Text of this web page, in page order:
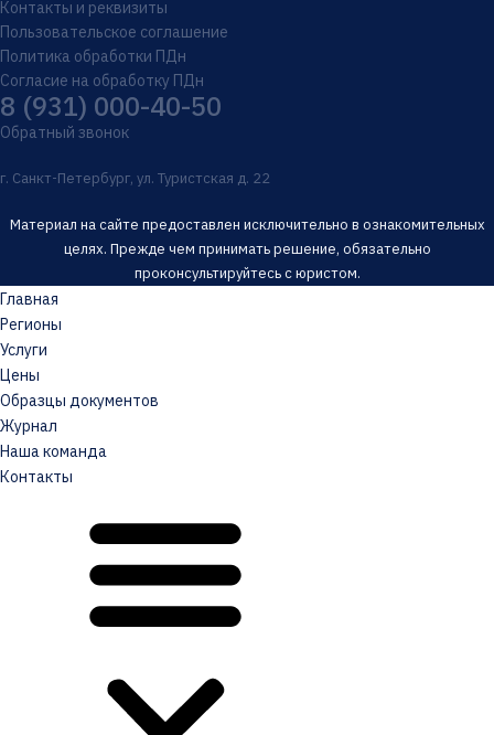
Контакты и реквизиты
Пользовательское соглашение
Политика обработки ПДн
Согласие на обработку ПДн
8 (931) 000-40-50
Обратный звонок
г. Санкт-Петербург, ул. Туристская д. 22
Материал на сайте предоставлен исключительно в ознакомительных
целях. Прежде чем принимать решение, обязательно
проконсультируйтесь с юристом.
Главная
Регионы
Услуги
Цены
Образцы документов
Журнал
Наша команда
Контакты